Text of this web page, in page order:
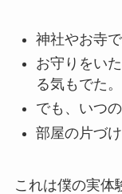
神社やお寺
お守りをい
る気もでた。
でも、いつ
部屋の片づ
これは僕の実体